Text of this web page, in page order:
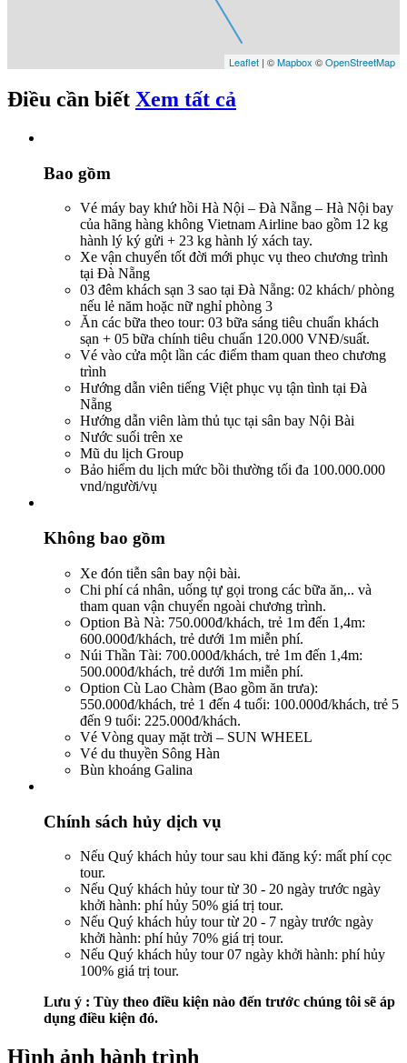
Leaflet | ©Mapbox ©OpenStreetMap
Điều cần biết Xem tất cả
Bao gồm
Vé máy bay khứ hồi Hà Nội – Đà Nẵng – Hà Nội bay
của hãng hàng không Vietnam Airline bao gồm 12 kg
hành lý ký gửi + 23 kg hành lý xách tay.
Xe vận chuyển tốt đời mới phục vụ theo chương trình
tại Đà Nẵng
03 đêm khách sạn 3 sao tại Đà Nẵng: 02 khách/ phòng
nếu lẻ năm hoặc nữ nghỉ phòng 3
Ăn các bữa theo tour: 03 bữa sáng tiêu chuẩn khách
sạn + 05 bữa chính tiêu chuẩn 120.000 VNĐ/suất.
Vé vào cửa một lần các điểm tham quan theo chương
trình
Hướng dẫn viên tiếng Việt phục vụ tận tình tại Đà
Nẵng
Hướng dẫn viên làm thủ tục tại sân bay Nội Bài
Nước suối trên xe
Mũ du lịch Group
Bảo hiểm du lịch mức bồi thường tối đa 100.000.000
vnd/người/vụ
Không bao gồm
Xe đón tiễn sân bay nội bài.
Chi phí cá nhân, uống tự gọi trong các bữa ăn,.. và
tham quan vận chuyển ngoài chương trình.
Option Bà Nà: 750.000đ/khách, trẻ 1m đến 1,4m:
600.000đ/khách, trẻ dưới 1m miễn phí.
Núi Thần Tài: 700.000đ/khách, trẻ 1m đến 1,4m:
500.000đ/khách, trẻ dưới 1m miễn phí.
Option Cù Lao Chàm (Bao gồm ăn trưa):
550.000đ/khách, trẻ 1 đến 4 tuổi: 100.000đ/khách, trẻ 5
đến 9 tuổi: 225.000đ/khách.
Vé Vòng quay mặt trời – SUN WHEEL
Vé du thuyền Sông Hàn
Bùn khoáng Galina
Chính sách hủy dịch vụ
Nếu Quý khách hủy tour sau khi đăng ký: mất phí cọc
tour.
Nếu Quý khách hủy tour từ 30 - 20 ngày trước ngày
khởi hành: phí hủy 50% giá trị tour.
Nếu Quý khách hủy tour từ 20 - 7 ngày trước ngày
khởi hành: phí hủy 70% giá trị tour.
Nếu Quý khách hủy tour 07 ngày khởi hành: phí hủy
100% giá trị tour.
Lưu ý : Tùy theo điều kiện nào đến trước chúng tôi sẽ áp
dụng điều kiện đó.
Hình ảnh hành trình